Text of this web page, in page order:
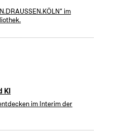
im
KI
im Interim der